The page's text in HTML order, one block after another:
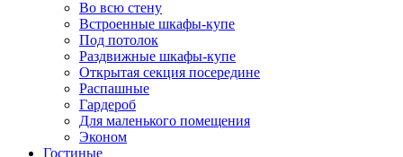
Во всю стену
Встроенные шкафы-купе
Под потолок
Раздвижные шкафы-купе
Открытая секция посередине
Распашные
Гардероб
Для маленького помещения
Эконом
Гостиные